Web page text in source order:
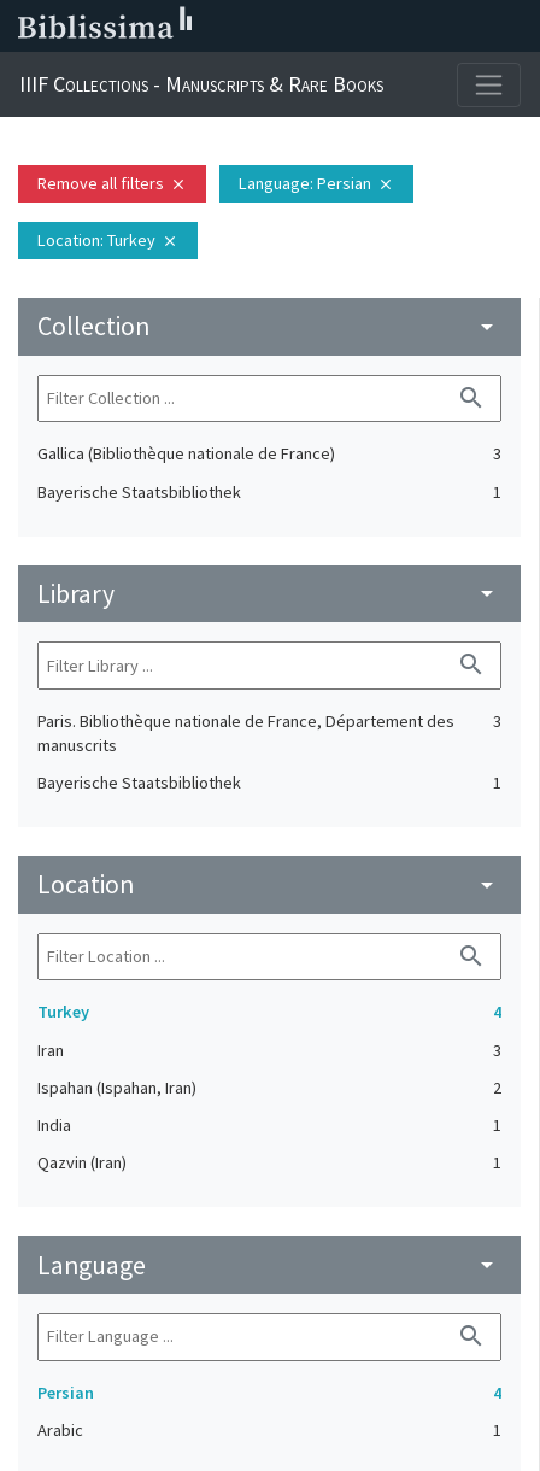
IIIF Collections - Manuscripts & Rare Books
Remove all filters close Language: Persian close
Location: Turkey close
Collection arrow_drop_down
search
Gallica (Bibliothèque nationale de France)
3
Bayerische Staatsbibliothek
1
Library arrow_drop_down
search
Paris. Bibliothèque nationale de France, Département des
manuscrits
3
Bayerische Staatsbibliothek 1
Location arrow_drop_down
search
Turkey
4
Iran
3
Ispahan (Ispahan, Iran)
2
India
1
Qazvin (Iran)
1
Language arrow_drop_down
search
Persian
4
Arabic
1